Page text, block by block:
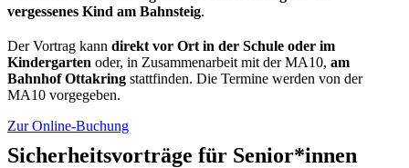
vergessenes Kind am Bahnsteig.
Der Vortrag kann direkt vor Ort in der Schule oder im
Kindergarten oder, in Zusammenarbeit mit der MA10, am
Bahnhof Ottakring stattfinden. Die Termine werden von der
MA10 vorgegeben.
Zur Online-Buchung
Sicherheitsvorträge für Senior*innen